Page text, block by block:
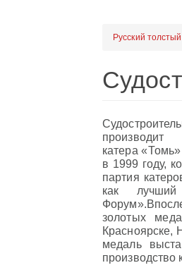
Русский
производит
катера
в 1999 году,
партия
как
золотых
Красноярске,
медаль
производство